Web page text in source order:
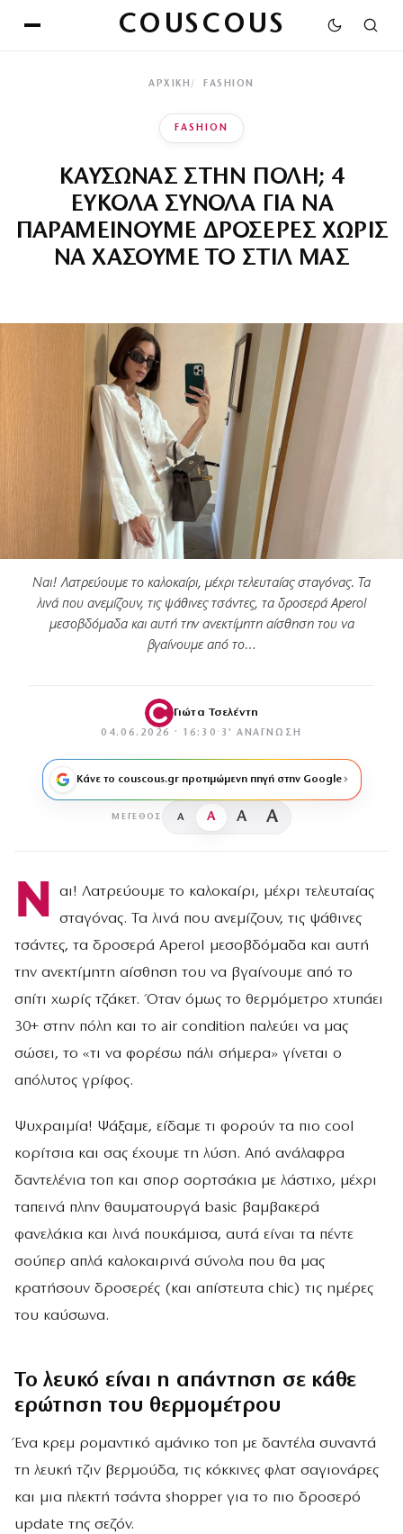
COUSCOUS
ΑΡΧΙΚΉ FASHION
FASHION
ΚΑΥΣΩΝΑΣ ΣΤΗΝ ΠΟΛΗ; 4
ΕΥΚΟΛΑ ΣΥΝΟΛΑ ΓΙΑ ΝΑ
ΠΑΡΑΜΕΙΝΟΥΜΕ ΔΡΟΣΕΡΕΣ ΧΩΡΙΣ
ΝΑ ΧΑΣΟΥΜΕ ΤΟ ΣΤΙΛ ΜΑΣ
Ναι! Λατρεύουμε το καλοκαίρι, μέχρι τελευταίας σταγόνας. Τα
λινά που ανεμίζουν, τις ψάθινες τσάντες, τα δροσερά Aperol
μεσοβδόμαδα και αυτή την ανεκτίμητη αίσθηση του να
βγαίνουμε από το…
Γιώτα Τσελέντη
04.06.2026 · 16:30 · 3′ ΑΝΆΓΝΩΣΗ
Κάνε το couscous.gr προτιμώμενη πηγή στην Google
ΜΈΓΕΘΟΣ A A A A
Ν
αι! Λατρεύουμε το καλοκαίρι, μέχρι τελευταίας
σταγόνας. Τα λινά που ανεμίζουν, τις ψάθινες
τσάντες, τα δροσερά Aperol μεσοβδόμαδα και αυτή
την ανεκτίμητη αίσθηση του να βγαίνουμε από το
σπίτι χωρίς τζάκετ. Όταν όμως το θερμόμετρο χτυπάει
30+ στην πόλη και το air condition παλεύει να μας
σώσει, το «τι να φορέσω πάλι σήμερα» γίνεται ο
απόλυτος γρίφος.
Ψυχραιμία! Ψάξαμε, είδαμε τι φορούν τα πιο cool
κορίτσια και σας έχουμε τη λύση. Από ανάλαφρα
δαντελένια τοπ και σπορ σορτσάκια με λάστιχο, μέχρι
ταπεινά πλην θαυματουργά basic βαμβακερά
φανελάκια και λινά πουκάμισα, αυτά είναι τα πέντε
σούπερ απλά καλοκαιρινά σύνολα που θα μας
κρατήσουν δροσερές (και απίστευτα chic) τις ημέρες
του καύσωνα.
Το λευκό είναι η απάντηση σε κάθε
ερώτηση του θερμομέτρου
Ένα κρεμ ρομαντικό αμάνικο τοπ με δαντέλα συναντά
τη λευκή τζιν βερμούδα, τις κόκκινες φλατ σαγιονάρες
και μια πλεκτή τσάντα shopper για το πιο δροσερό
update της σεζόν.